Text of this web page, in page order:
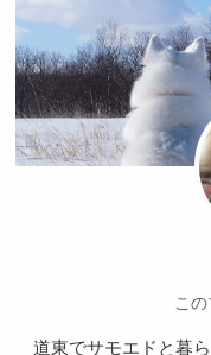
こ
道東でサモエドと暮ら